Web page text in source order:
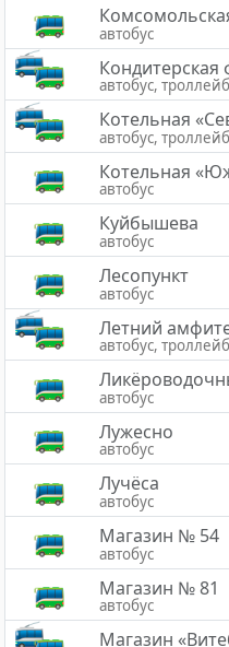
автобус
Кондитерская
автобус,
Котельная
автобус,
Котельная
автобус
Куйбышева
автобус
Лесопункт
автобус
Летний
автобус,
автобус
Лужесно
автобус
Лучёса
автобус
Магазин № 54
автобус
Магазин № 81
автобус
Магазин